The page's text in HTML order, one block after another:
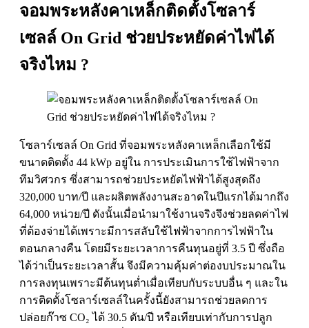
จอมพระหลังคาเหล็กติดตั้งโซลาร์
เซลล์ On Grid ช่วยประหยัดค่าไฟได้
จริงไหม ?
โซลาร์เซลล์ On Grid ที่จอมพระหลังคาเหล็กเลือกใช้มี
ขนาดติดตั้ง 44 kWp อยู่ใน การประเมินการใช้ไฟฟ้าจาก
ทีมวิศวกร ซึ่งสามารถช่วยประหยัดไฟฟ้าได้สูงสุดถึง
320,000 บาท/ปี และผลิตพลังงานสะอาดในปีแรกได้มากถึง
64,000 หน่วย/ปี ดังนั้นเมื่อนำมาใช้งานจริงจึงช่วยลดค่าไฟ
ที่ต้องจ่ายได้เพราะมีการสลับใช้ไฟฟ้าจากการไฟฟ้าใน
ตอนกลางคืน โดยมีระยะเวลาการคืนทุนอยู่ที่ 3.5 ปี ซึ่งถือ
ได้ว่าเป็นระยะเวลาสั้น จึงมีความคุ้มค่าต่องบประมาณใน
การลงทุนเพราะมีต้นทุนต่ำเมื่อเทียบกับระบบอื่น ๆ และใน
การติดตั้งโซลาร์เซลล์ในครั้งนี้ยังสามารถช่วยลดการ
ปล่อยก๊าซ CO₂ ได้ 30.5 ตัน/ปี หรือเทียบเท่ากับการปลูก